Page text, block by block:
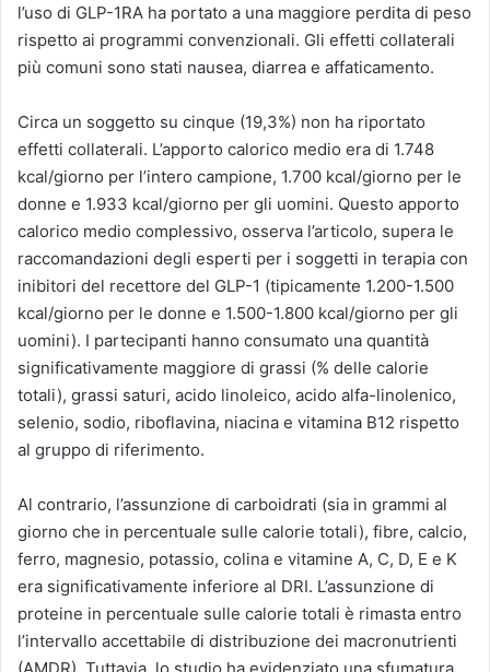
l’uso di GLP-1RA ha portato a una maggiore perdita di peso
rispetto ai programmi convenzionali. Gli effetti collaterali
più comuni sono stati nausea, diarrea e affaticamento.
Circa un soggetto su cinque (19,3%) non ha riportato
effetti collaterali. L’apporto calorico medio era di 1.748
kcal/giorno per l’intero campione, 1.700 kcal/giorno per le
donne e 1.933 kcal/giorno per gli uomini. Questo apporto
calorico medio complessivo, osserva l’articolo, supera le
raccomandazioni degli esperti per i soggetti in terapia con
inibitori del recettore del GLP-1 (tipicamente 1.200-1.500
kcal/giorno per le donne e 1.500-1.800 kcal/giorno per gli
uomini). I partecipanti hanno consumato una quantità
significativamente maggiore di grassi (% delle calorie
totali), grassi saturi, acido linoleico, acido alfa-linolenico,
selenio, sodio, riboflavina, niacina e vitamina B12 rispetto
al gruppo di riferimento.
Al contrario, l’assunzione di carboidrati (sia in grammi al
giorno che in percentuale sulle calorie totali), fibre, calcio,
ferro, magnesio, potassio, colina e vitamine A, C, D, E e K
era significativamente inferiore al DRI. L’assunzione di
proteine ​​in percentuale sulle calorie totali è rimasta entro
l’intervallo accettabile di distribuzione dei macronutrienti